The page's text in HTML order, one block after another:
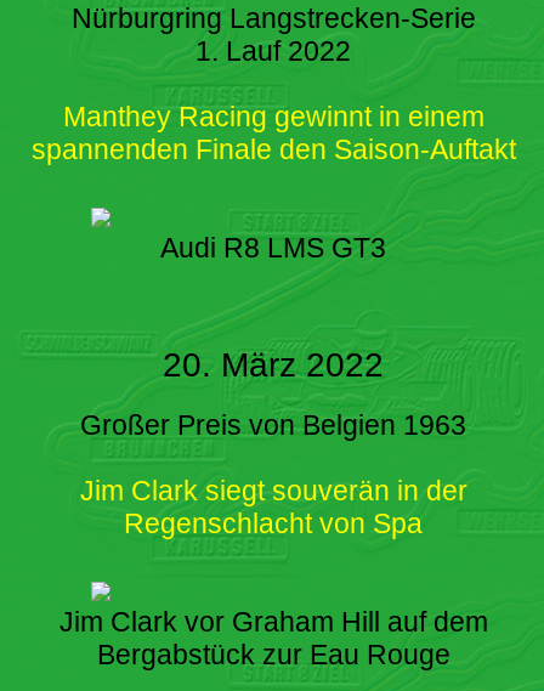
Nürburgring Langstrecken-Serie
1. Lauf 2022
Manthey Racing gewinnt in einem
spannenden Finale den Saison-Auftakt
Audi R8 LMS GT3
20. März 2022
Großer Preis von Belgien 1963
Jim Clark siegt souverän in der
Regenschlacht von Spa
Jim Clark vor Graham Hill auf dem
Bergabstück zur Eau Rouge